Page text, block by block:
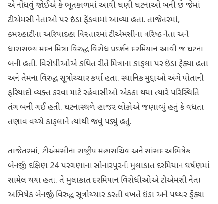
એ નોંધવું જોઈએ કે ભૂતકાળમાં આવી ઘણી ઘટનાઓ બની છે જેમાં
ટીએમસી નેતાઓ પર ઇંડા ફેંકવામાં આવ્યા હતા. તાજેતરમાં,
કમરહાટીના અરિયાદહા વિસ્તારમાં ટીએમસીના વરિષ્ઠ નેતા અને
ધારાસભ્ય મદન મિત્રા વિરુદ્ધ વિરોધ પ્રદર્શન દરમિયાન આવી જ ઘટના
બની હતી. વિરોધીઓએ કથિત રીતે મિત્રાના કાફલા પર ઇંડા ફેંક્યા હતા
અને તેમના વિરુદ્ધ સૂત્રોચ્ચાર કર્યા હતા. સ્થાનિક મુદ્દાઓ અંગે પોતાની
ફરિયાદો વ્યક્ત કરવા માટે રહેવાસીઓ એકઠા થયા ત્યારે પરિસ્થિતિ
તંગ બની ગઈ હતી. ઘટનાસ્થળે હાજર લોકોએ જણાવ્યું હતું કે વધતા
તણાવ વચ્ચે કાફલાને ત્યાંથી જવું પડ્યું હતું.
તાજેતરમાં, ટીએમસીના રાષ્ટ્રીય મહાસચિવ અને સાંસદ અભિષેક
બેનર્જી દક્ષિણ 24 પરગણાના સોનારપુરની મુલાકાત દરમિયાન ઘર્ષણમાં
સામેલ થયા હતા. તે મુલાકાત દરમિયાન વિરોધીઓએ ટીએમસી નેતા
અભિષેક બેનર્જી વિરુદ્ધ સૂત્રોચ્ચાર કરતી વખતે ઇંડા અને પથ્થર ફેંક્યા